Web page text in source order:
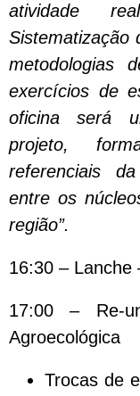
atividade
Sistematização
metodologias
exercícios de
oficina será
projeto,
referenciais
entre os
região”.
16:30 – Lanche
17:00 – Re-
Agroecológica
Trocas de